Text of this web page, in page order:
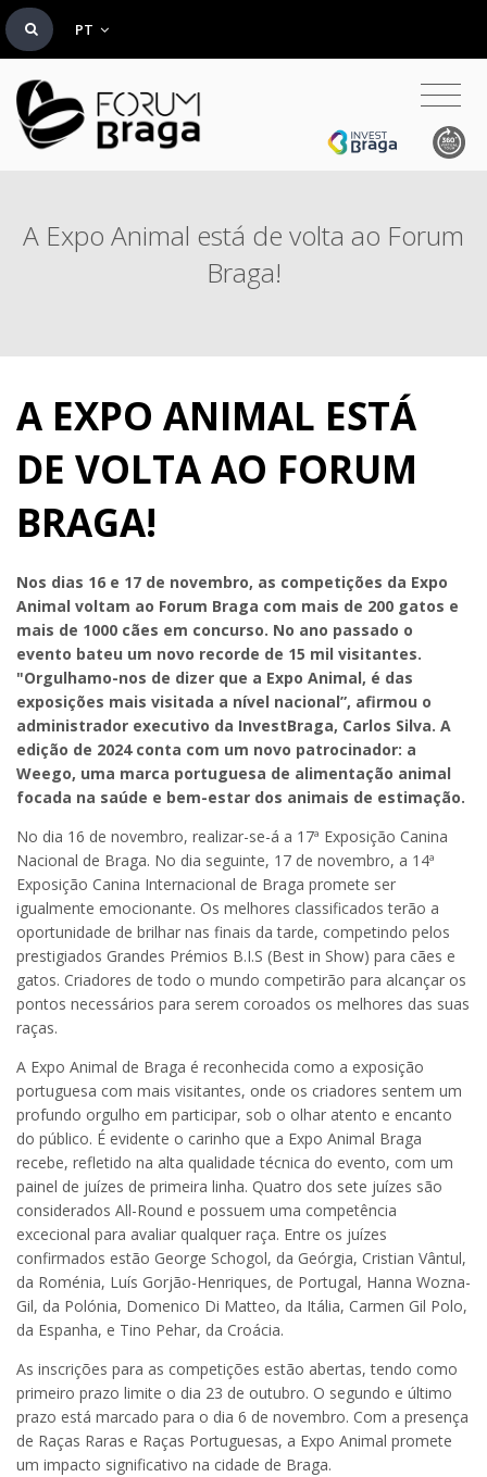
PT
A Expo Animal está de volta ao Forum
Braga!
A EXPO ANIMAL ESTÁ
DE VOLTA AO FORUM
BRAGA!
Nos dias 16 e 17 de novembro, as competições da Expo
Animal voltam ao Forum Braga com mais de 200 gatos e
mais de 1000 cães em concurso. No ano passado o
evento bateu um novo recorde de 15 mil visitantes.
"Orgulhamo-nos de dizer que a Expo Animal, é das
exposições mais visitada a nível nacional”, afirmou o
administrador executivo da InvestBraga, Carlos Silva. A
edição de 2024 conta com um novo patrocinador: a
Weego, uma marca portuguesa de alimentação animal
focada na saúde e bem-estar dos animais de estimação.
No dia 16 de novembro, realizar-se-á a 17ª Exposição Canina
Nacional de Braga. No dia seguinte, 17 de novembro, a 14ª
Exposição Canina Internacional de Braga promete ser
igualmente emocionante. Os melhores classificados terão a
oportunidade de brilhar nas finais da tarde, competindo pelos
prestigiados Grandes Prémios B.I.S (Best in Show) para cães e
gatos. Criadores de todo o mundo competirão para alcançar os
pontos necessários para serem coroados os melhores das suas
raças.
A Expo Animal de Braga é reconhecida como a exposição
portuguesa com mais visitantes, onde os criadores sentem um
profundo orgulho em participar, sob o olhar atento e encanto
do público. É evidente o carinho que a Expo Animal Braga
recebe, refletido na alta qualidade técnica do evento, com um
painel de juízes de primeira linha. Quatro dos sete juízes são
considerados All-Round e possuem uma competência
excecional para avaliar qualquer raça. Entre os juízes
confirmados estão George Schogol, da Geórgia, Cristian Vântul,
da Roménia, Luís Gorjão-Henriques, de Portugal, Hanna Wozna-
Gil, da Polónia, Domenico Di Matteo, da Itália, Carmen Gil Polo,
da Espanha, e Tino Pehar, da Croácia.
As inscrições para as competições estão abertas, tendo como
primeiro prazo limite o dia 23 de outubro. O segundo e último
prazo está marcado para o dia 6 de novembro. Com a presença
de Raças Raras e Raças Portuguesas, a Expo Animal promete
um impacto significativo na cidade de Braga.